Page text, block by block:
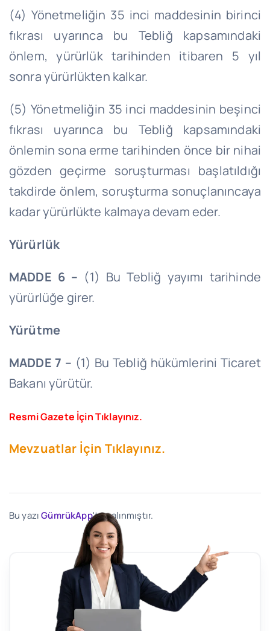
(4) Yönetmeliğin 35 inci maddesinin birinci
fıkrası uyarınca bu Tebliğ kapsamındaki
önlem, yürürlük tarihinden itibaren 5 yıl
sonra yürürlükten kalkar.
(5) Yönetmeliğin 35 inci maddesinin beşinci
fıkrası uyarınca bu Tebliğ kapsamındaki
önlemin sona erme tarihinden önce bir nihai
gözden geçirme soruşturması başlatıldığı
takdirde önlem, soruşturma sonuçlanıncaya
kadar yürürlükte kalmaya devam eder.
Yürürlük
MADDE 6 – (1) Bu Tebliğ yayımı tarihinde
yürürlüğe girer.
Yürütme
MADDE 7 – (1) Bu Tebliğ hükümlerini Ticaret
Bakanı yürütür.
Resmi Gazete İçin Tıklayınız.
Mevzuatlar İçin Tıklayınız.
Bu yazıGümrükApp'ten alınmıştır.